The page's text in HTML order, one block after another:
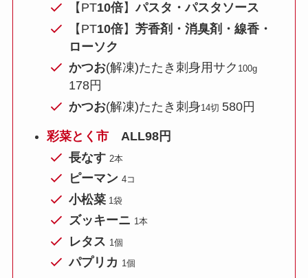
【PT10倍】パスタ・パスタソース
【PT10倍】 芳香剤・消臭剤・線香・
ローソク
かつお(解凍)たたき刺身用サク 100g
178円
かつお(解凍)たたき刺身14切 580円
彩菜とく市
ALL98円
長なす 2本
ピーマン 4コ
小松菜 1袋
ズッキーニ 1本
レタス 1個
パプリカ 1個